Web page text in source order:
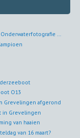
...
O13
Grevelingen afgerond
in Grevelingen
van haaien
van 16 maart?